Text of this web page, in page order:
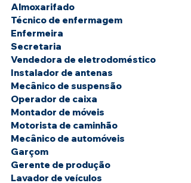
Almoxarifado
Técnico de enfermagem
Enfermeira
Secretaria
Vendedora de eletrodoméstico
Instalador de antenas
Mecânico de suspensão
Operador de caixa
Montador de móveis
Motorista de caminhão
Mecânico de automóveis
Garçom
Gerente de produção
Lavador de veículos